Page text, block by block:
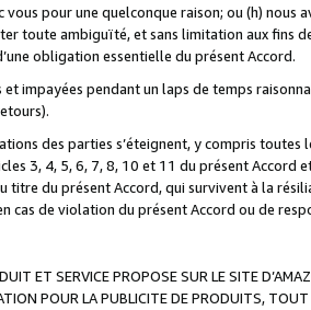
pour une quelconque raison; ou (h) nous
toute ambiguïté, et sans limitation aux fins
obligation essentielle du présent Accord.
impayées pendant un laps de temps
des parties s’éteignent, y compris toutes
3, 4, 5, 6, 7, 8, 10 et 11 du présent Accord
du présent Accord, qui survivent à la
de violation du présent Accord ou de
ET SERVICE PROPOSE SUR LE SITE
POUR LA PUBLICITE DE PRODUITS,